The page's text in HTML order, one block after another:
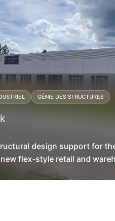
GÉNIE DES STRUCTURES
design support for
flex-style retail and
North Carolina
Hurricane Sandy:
into action to keep
on schedule after